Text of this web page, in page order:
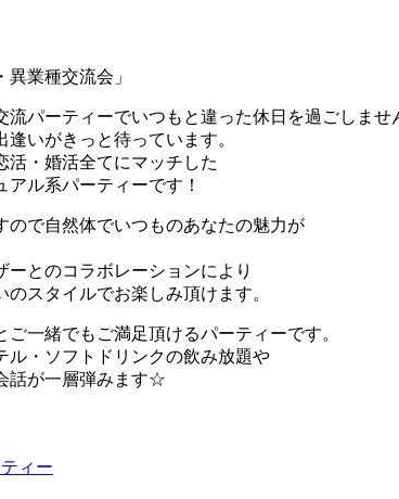
異業種交流会」
流パーティーでいつもと違った休日を過ごしま
いがきっと待っています。
活・婚活全てにマッチした
ル系パーティーです！
ので自然体でいつものあなたの魅力が
ーとのコラボレーションにより
スタイルでお楽しみ頂けます。
一緒でもご満足頂けるパーティーです。
ル・ソフトドリンクの飲み放題や
話が一層弾みます☆